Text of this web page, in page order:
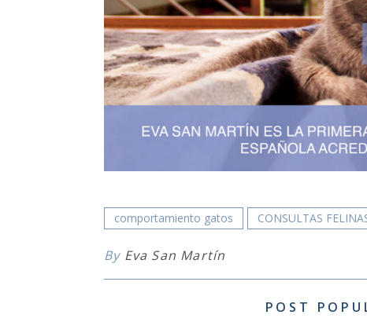
comportamiento gatos CONSULTAS
By Eva San Martín
POST